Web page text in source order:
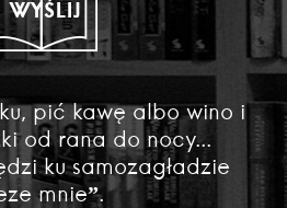
WYŚLIJ
pić kawę albo wino i
od rana do nocy...
ku samozagładzie
mnie”.